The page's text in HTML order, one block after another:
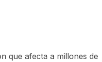
que afecta a millones de